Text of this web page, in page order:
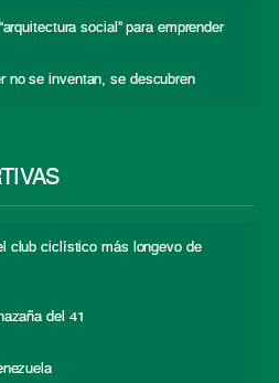
social” para emprender
no se inventan, se descubren
club ciclístico más longevo de
del 41